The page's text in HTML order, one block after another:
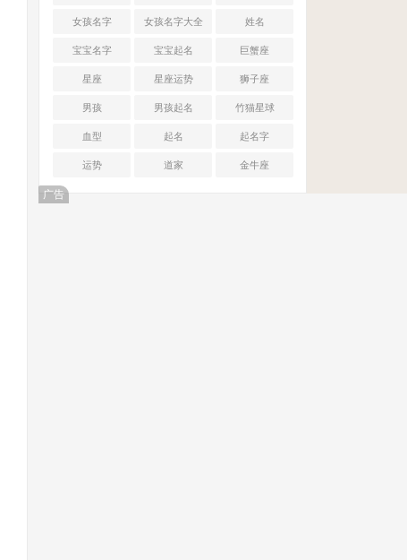
女孩名字 女孩名字大全 姓名
宝宝名字 宝宝起名 巨蟹座
星座 星座运势 狮子座
男孩 男孩起名 竹猫星球
血型 起名 起名字
运势 道家 金牛座
广告